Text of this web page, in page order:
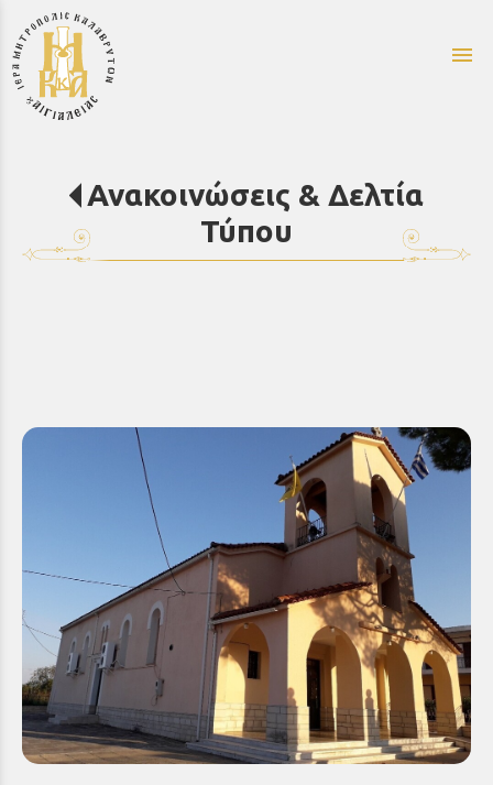
menu
Ανακοινώσεις & Δελτία
Τύπου